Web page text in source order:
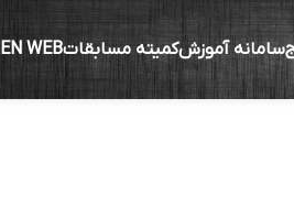
سامانه آموزشکمیته مسابقاتEN WEB